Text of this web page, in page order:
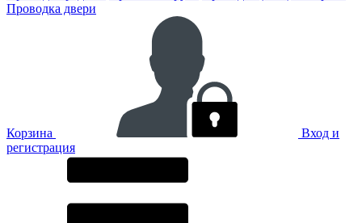
Проводка двери
Корзина
Вход и
регистрация